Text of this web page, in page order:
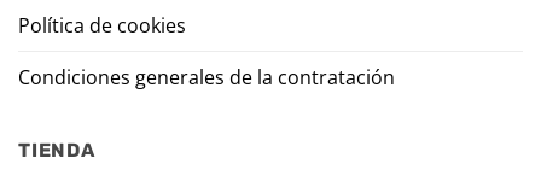
Política de cookies
Condiciones generales de la contratación
TIENDA